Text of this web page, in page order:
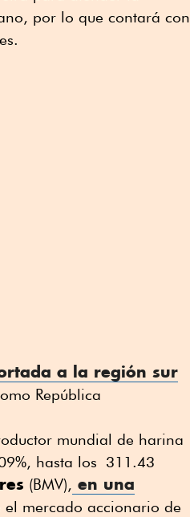
por lo que contará con
a la región sur
República
mundial de harina
hasta los 311.43
(BMV), en una
el mercado accionario de